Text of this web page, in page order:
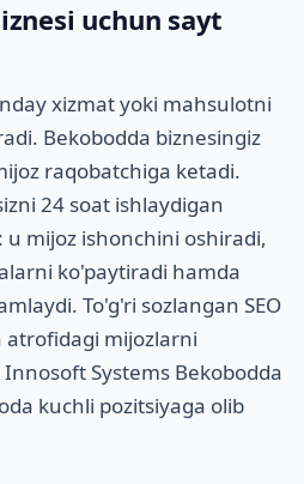
uchun sayt
xizmat yoki mahsulotni
Bekobodda biznesingiz
raqobatchiga ketadi.
24 soat ishlaydigan
mijoz ishonchini oshiradi,
ko'paytiradi hamda
To'g'ri sozlangan SEO
atrofidagi mijozlarni
Systems Bekobodda
kuchli pozitsiyaga olib